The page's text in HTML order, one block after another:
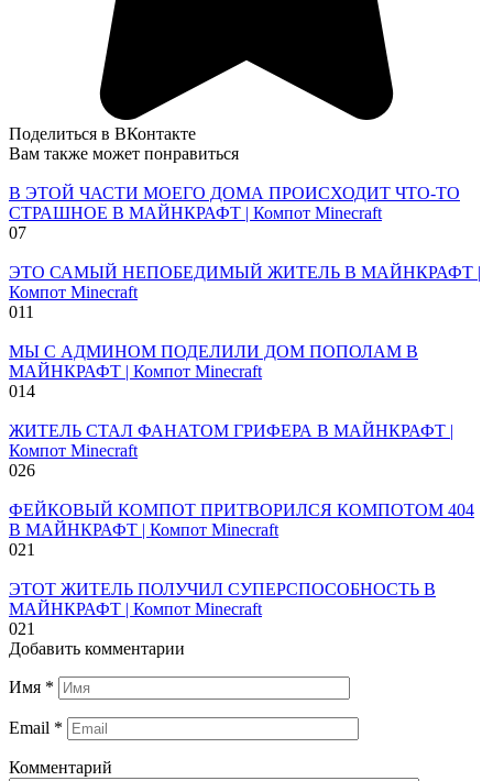
Поделиться в ВКонтакте
Вам также может понравиться
В ЭТОЙ ЧАСТИ МОЕГО ДОМА ПРОИСХОДИТ ЧТО-ТО
СТРАШНОЕ В МАЙНКРАФТ | Компот Minecraft
07
ЭТО САМЫЙ НЕПОБЕДИМЫЙ ЖИТЕЛЬ В МАЙНКРАФТ |
Компот Minecraft
011
МЫ С АДМИНОМ ПОДЕЛИЛИ ДОМ ПОПОЛАМ В
МАЙНКРАФТ | Компот Minecraft
014
ЖИТЕЛЬ СТАЛ ФАНАТОМ ГРИФЕРА В МАЙНКРАФТ |
Компот Minecraft
026
ФЕЙКОВЫЙ КОМПОТ ПРИТВОРИЛСЯ КОМПОТОМ 404
В МАЙНКРАФТ | Компот Minecraft
021
ЭТОТ ЖИТЕЛЬ ПОЛУЧИЛ СУПЕРСПОСОБНОСТЬ В
МАЙНКРАФТ | Компот Minecraft
021
Добавить комментарии
Имя *
Email *
Комментарий